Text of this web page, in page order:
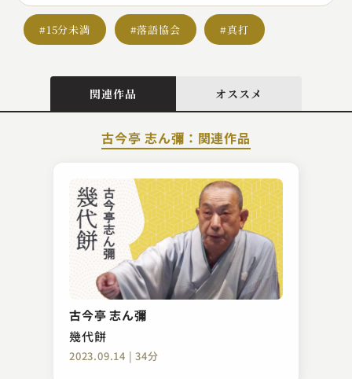
#15分未満 #落語協会 #真打
関連作品 オススメ
古今亭 志ん彌：関連作品
古今亭 志ん彌
幾代餅
2023.09.14 | 34分
金原亭 小駒
鰻屋 ～づぼらん～
2023.09.18 | 14分